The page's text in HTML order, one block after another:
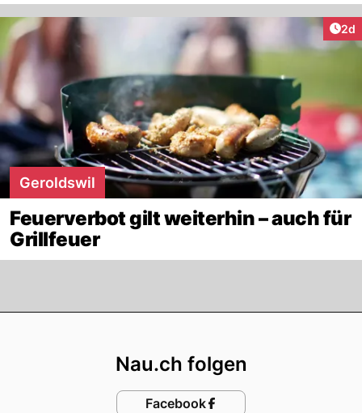
2d
Geroldswil
Feuerverbot gilt weiterhin – auch für
Grillfeuer
Nau.ch folgen
Facebook